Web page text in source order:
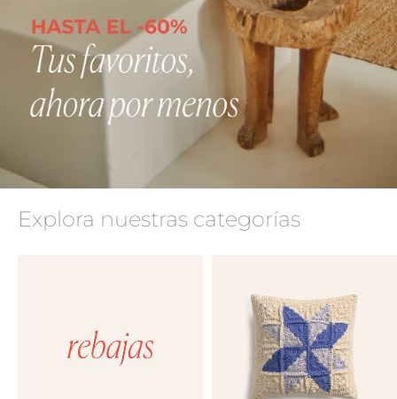
Explora nuestras categorías